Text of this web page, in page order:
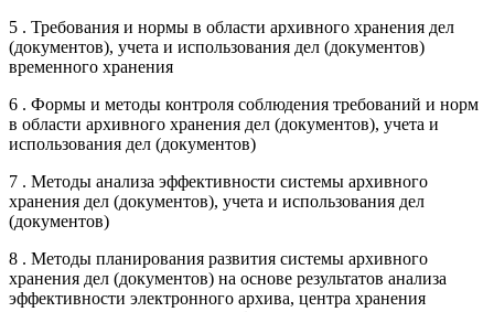
5 . Требования и нормы в области архивного хранения дел
(документов), учета и использования дел (документов)
временного хранения
6 . Формы и методы контроля соблюдения требований и норм
в области архивного хранения дел (документов), учета и
использования дел (документов)
7 . Методы анализа эффективности системы архивного
хранения дел (документов), учета и использования дел
(документов)
8 . Методы планирования развития системы архивного
хранения дел (документов) на основе результатов анализа
эффективности электронного архива, центра хранения